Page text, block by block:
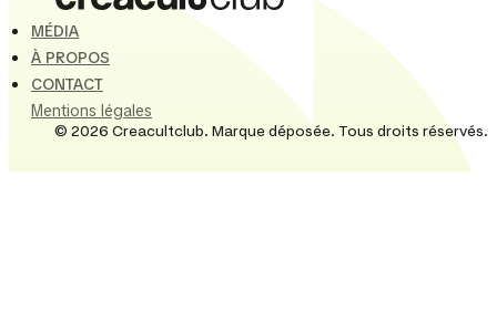
MÉDIA
À PROPOS
CONTACT
Mentions légales
© 2026 Creacultclub. Marque déposée. Tous droits réservés.